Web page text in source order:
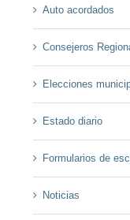
Auto acordados
Consejeros
Elecciones
Estado diario
Formularios de
Noticias